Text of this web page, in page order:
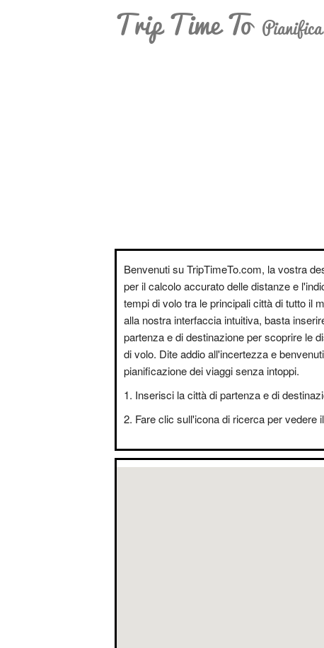
Trip Time To
Benvenuti su TripTimeTo.com, la vostra
per il calcolo accurato delle distanze e
tempi di volo tra le principali città di tutto il
alla nostra interfaccia intuitiva, basta
partenza e di destinazione per scoprire le
di volo. Dite addio all'incertezza e
pianificazione dei viaggi senza intoppi.
Inserisci la città di partenza e di
Fare clic sull'icona di ricerca per vedere